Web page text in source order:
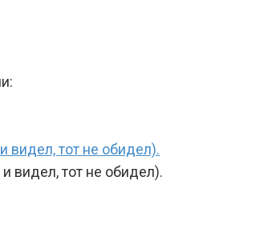
видел, тот не обидел).
видел, тот не обидел).